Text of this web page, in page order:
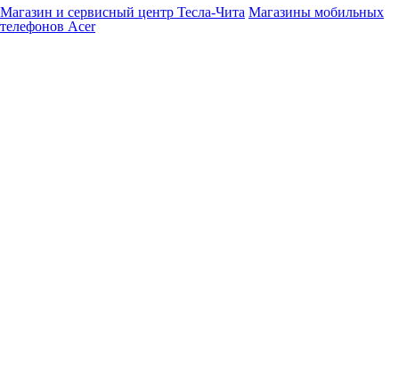
Магазин и сервисный центр Тесла-Чита Магазины мобильных
телефонов Acer